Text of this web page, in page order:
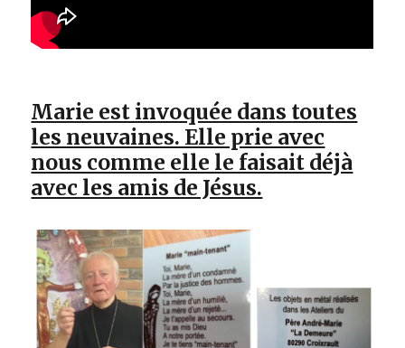
Marie est invoquée dans toutes
les neuvaines. Elle prie avec
nous comme elle le faisait déjà
avec les amis de Jésus.